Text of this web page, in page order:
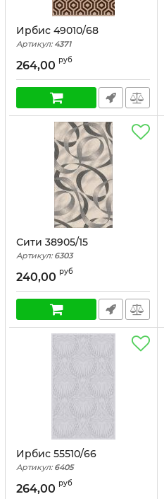
Ирбис 49010/68
Артикул: 4371
264,00 руб
Сити 38905/15
Артикул: 6303
240,00 руб
Ирбис 55510/66
Артикул: 6405
264,00 руб